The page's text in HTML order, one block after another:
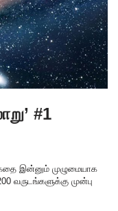
#1
கதை இன்னும் முழுமையாக
வருடங்களுக்கு முன்பு